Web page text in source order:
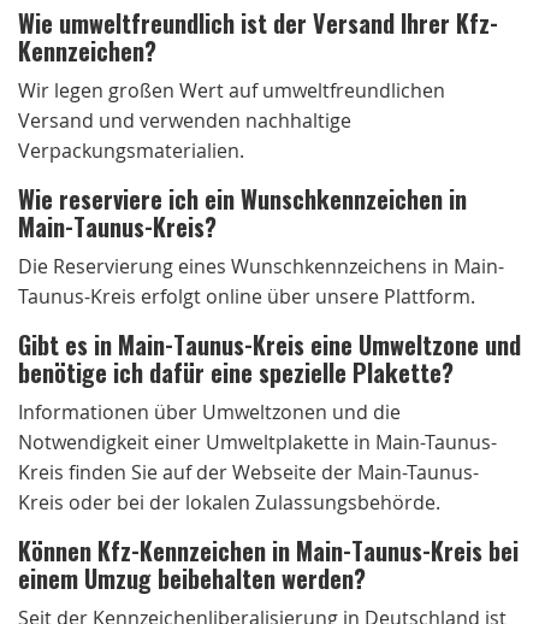
Wie umweltfreundlich ist der Versand Ihrer Kfz-
Kennzeichen?
Wir legen großen Wert auf umweltfreundlichen
Versand und verwenden nachhaltige
Verpackungsmaterialien.
Wie reserviere ich ein Wunschkennzeichen in
Main-Taunus-Kreis?
Die Reservierung eines Wunschkennzeichens in Main-
Taunus-Kreis erfolgt online über unsere Plattform.
Gibt es in Main-Taunus-Kreis eine Umweltzone und
benötige ich dafür eine spezielle Plakette?
Informationen über Umweltzonen und die
Notwendigkeit einer Umweltplakette in Main-Taunus-
Kreis finden Sie auf der Webseite der Main-Taunus-
Kreis oder bei der lokalen Zulassungsbehörde.
Können Kfz-Kennzeichen in Main-Taunus-Kreis bei
einem Umzug beibehalten werden?
Seit der Kennzeichenliberalisierung in Deutschland ist